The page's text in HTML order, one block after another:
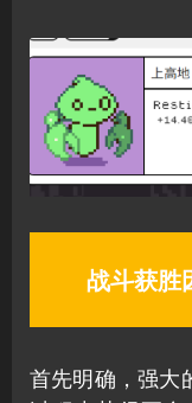
战斗获胜
首先明确，强大